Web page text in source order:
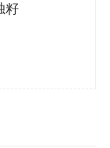
翡翠价格也相
适的翡翠手镯
自己独特的纹
的纹路，并且
籽